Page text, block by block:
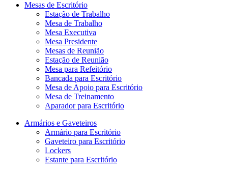
Mesas de Escritório
Estação de Trabalho
Mesa de Trabalho
Mesa Executiva
Mesa Presidente
Mesas de Reunião
Estação de Reunião
Mesa para Refeitório
Bancada para Escritório
Mesa de Apoio para Escritório
Mesa de Treinamento
Aparador para Escritório
Armários e Gaveteiros
Armário para Escritório
Gaveteiro para Escritório
Lockers
Estante para Escritório